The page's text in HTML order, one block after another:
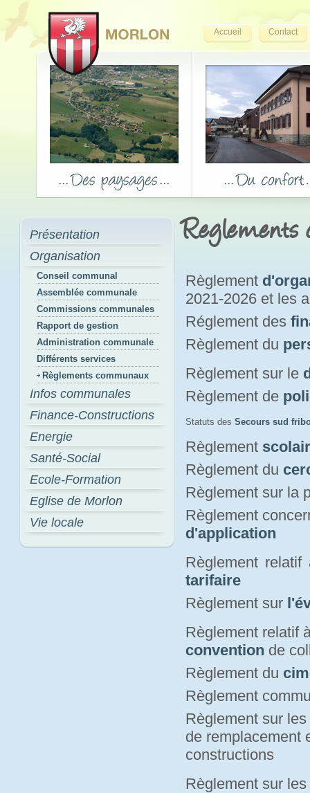
Accueil Contact
Présentation
Organisation
Conseil communal
Assemblée communale
Commissions communales
Rapport de gestion
Administration communale
Différents services
Règlements communaux
Infos communales
Finance-Constructions
Energie
Santé-Social
Ecole-Formation
Eglise de Morlon
Vie locale
Règlement
2021-2026 et les
Réglement des
Règlement du
Règlement sur le
Règlement de
Statuts des Secours sud
Règlement
Règlement du
Règlement sur la
Règlement
d'application
Règlement
tarifaire
Règlement sur
Règlement relatif
convention de
Règlement du
Règlement
Règlement sur les
de remplacement
constructions
Règlement sur les